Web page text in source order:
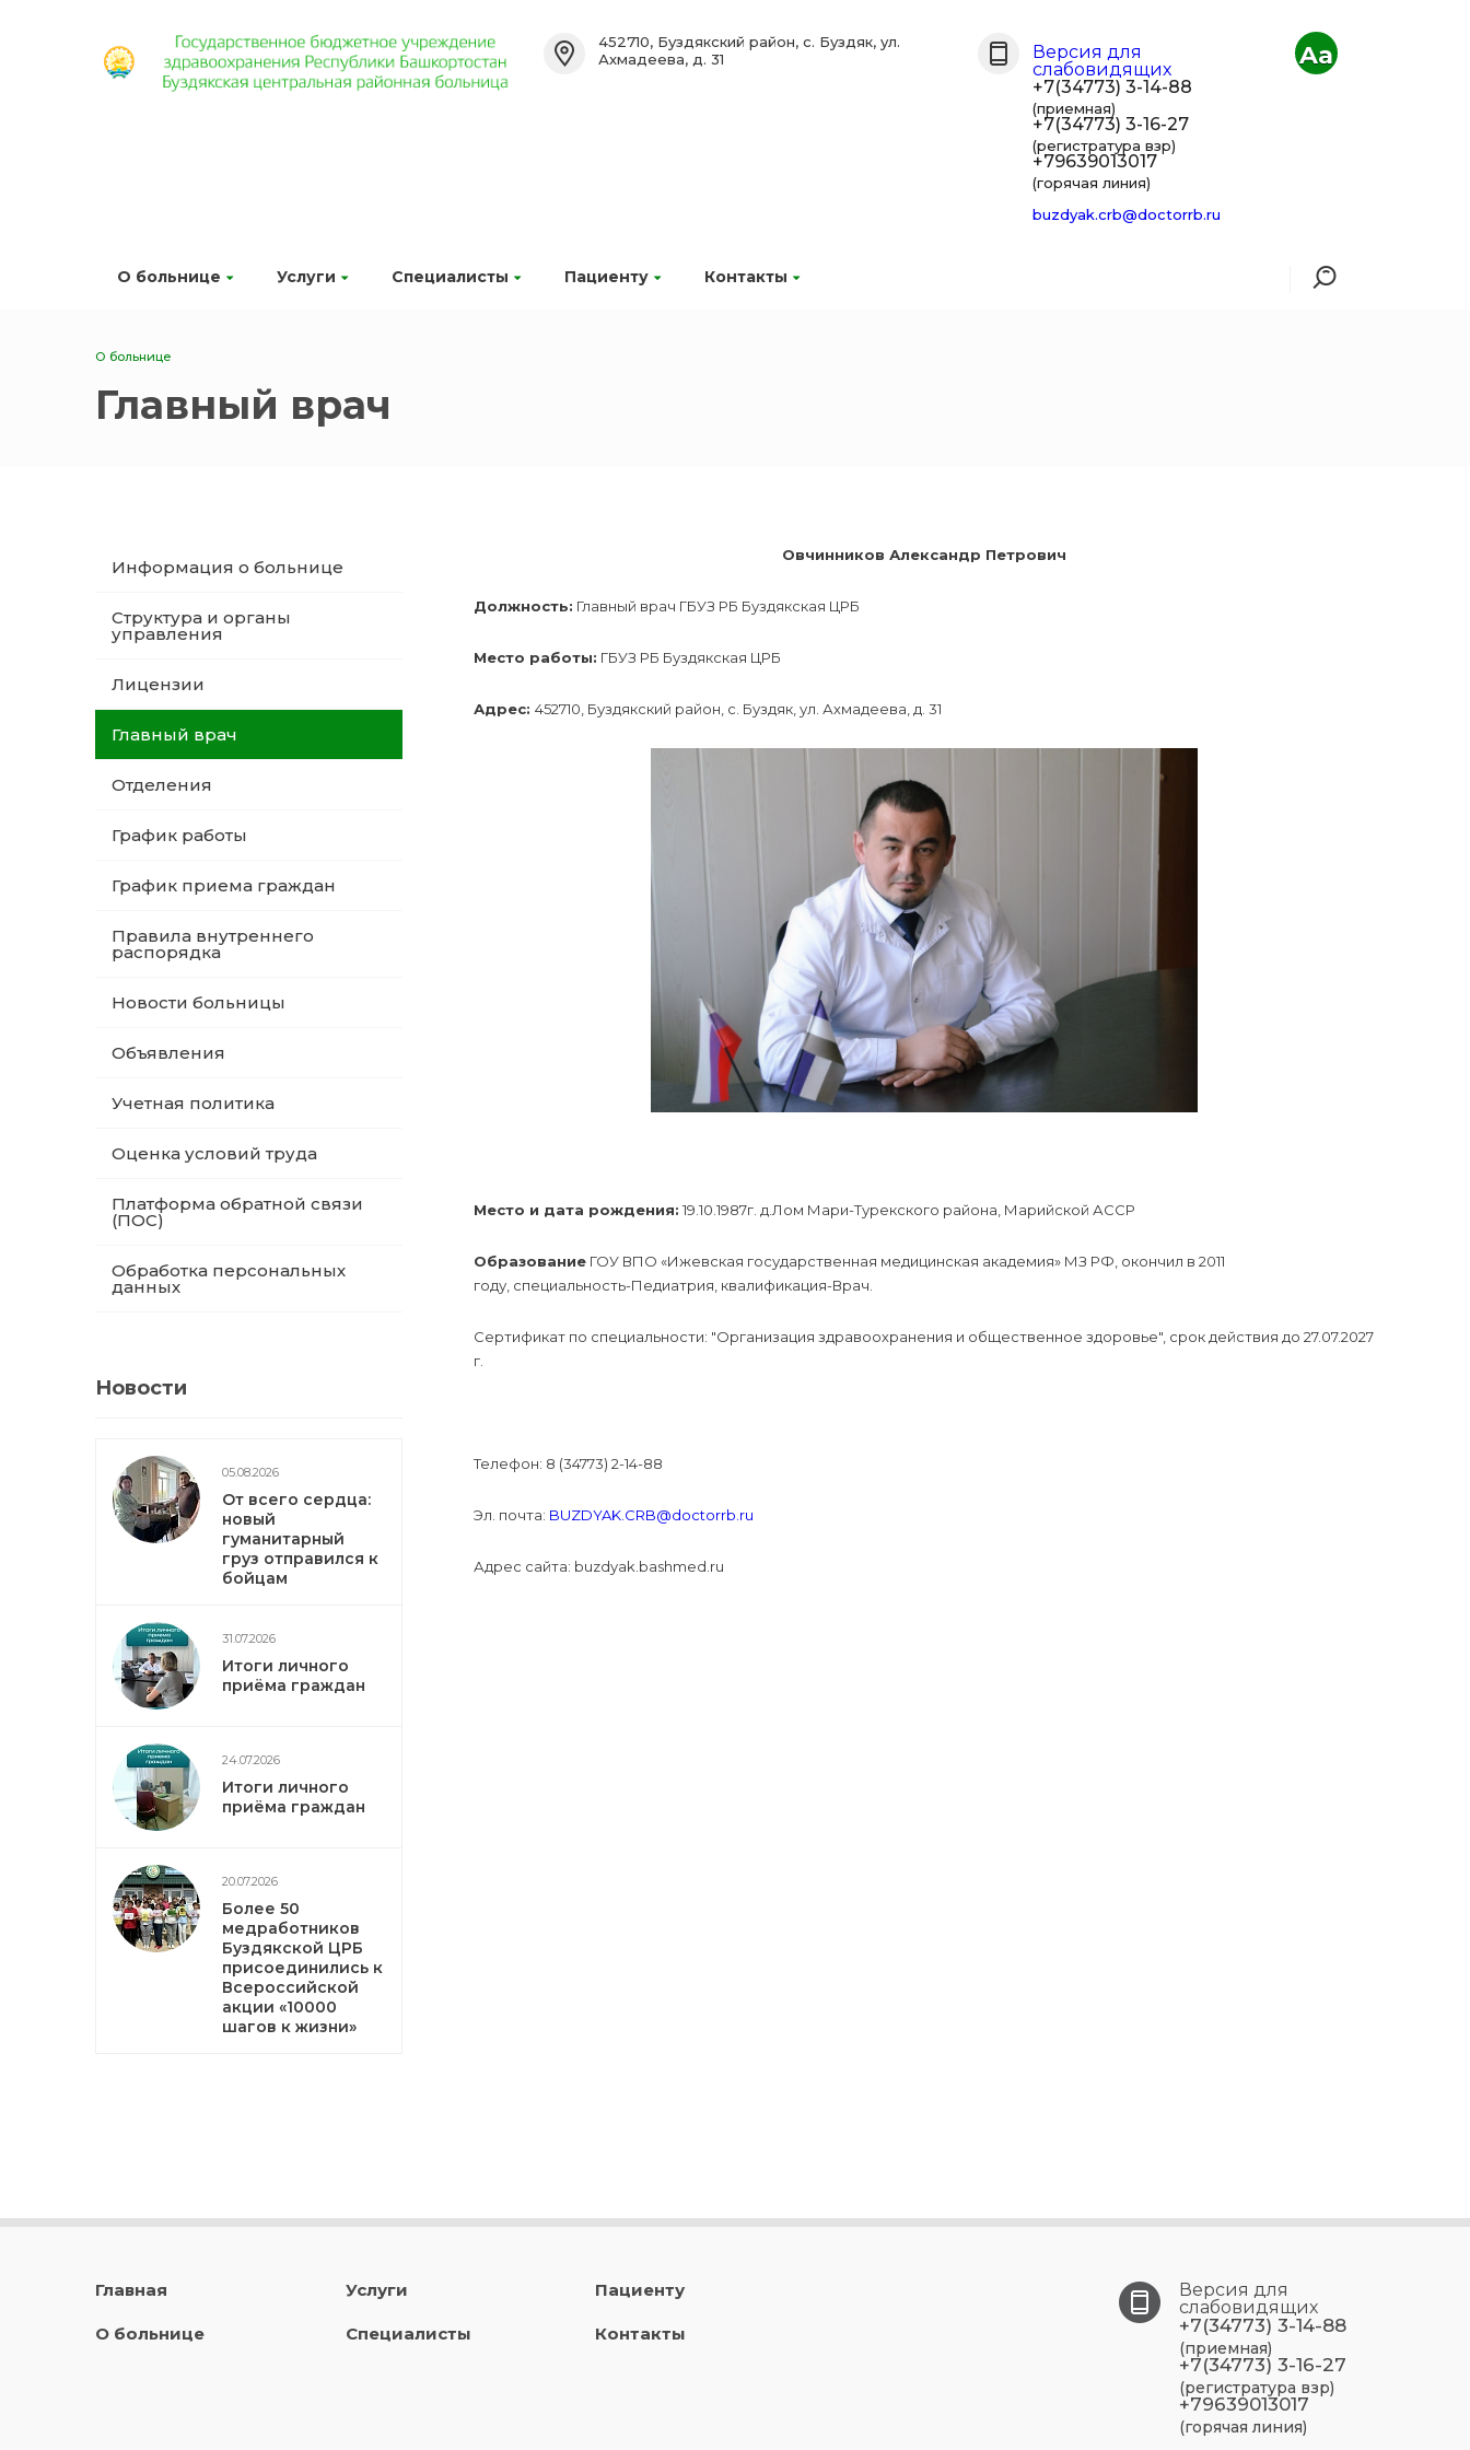
О больнице Услуги Специалисты Пациенту Контакты
452710, Буздякский район, с. Буздяк, ул.
Ахмадеева, д. 31
Версия для
слабовидящих
+7(34773) 3-14-88
(приемная)
+7(34773) 3-16-27
(регистратура взр)
+79639013017
(горячая линия)
buzdyak.crb@doctorrb.ru
Aa
О больнице
Главный врач
Информация о больнице
Структура и органы
управления
Лицензии
Главный врач
Отделения
График работы
График приема граждан
Правила внутреннего
распорядка
Новости больницы
Объявления
Учетная политика
Оценка условий труда
Платформа обратной связи
(ПОС)
Обработка персональных
данных
Новости
05.08.2026
От всего сердца:
новый
гуманитарный
груз отправился к
бойцам
31.07.2026
Итоги личного
приёма граждан
24.07.2026
Итоги личного
приёма граждан
20.07.2026
Более 50
медработников
Буздякской ЦРБ
присоединились к
Всероссийской
акции «10000
шагов к жизни»
Овчинников Александр Петрович
Должность: Главный врач ГБУЗ РБ Буздякская ЦРБ
Место работы: ГБУЗ РБ Буздякская ЦРБ
Адрес: 452710, Буздякский район, с. Буздяк, ул. Ахмадеева, д. 31
Место и дата рождения: 19.10.1987г. д.Лом Мари-Турекского района, Марийской АССР
ОбразованиеГОУ ВПО «Ижевская государственная медицинская академия» МЗ РФ, окончил в 2011
году, специальность-Педиатрия, квалификация-Врач.
Сертификат по специальности: "Организация здравоохранения и общественное здоровье", срок действия до 27.07.2027
г.
Телефон: 8 (34773) 2-14-88
Эл. почта: BUZDYAK.CRB@doctorrb.ru
Адрес сайта: buzdyak.bashmed.ru
Главная
О больнице
Услуги
Специалисты
Пациенту
Контакты
Версия для
слабовидящих
+7(34773) 3-14-88
(приемная)
+7(34773) 3-16-27
(регистратура взр)
+79639013017
(горячая линия)